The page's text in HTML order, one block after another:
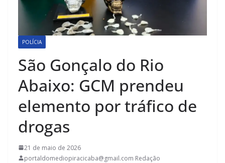
POLÍCIA
São Gonçalo do Rio
Abaixo: GCM prendeu
elemento por tráfico de
drogas
21 de maio de 2026
portaldomediopiracicaba@gmail.com Redação